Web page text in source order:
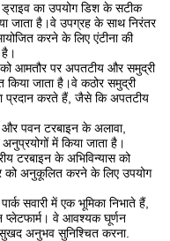
का उपयोग डिश के सटीक
जाता है।वे उपग्रह के साथ निरंतर
करने के लिए एंटीना की
आमतौर पर अपतटीय और समुद्री
जाता है।वे कठोर समुद्री
प्रदान करते हैं, जैसे कि अपतटीय
और पवन टरबाइन के अलावा,
में किया जाता है।
टरबाइन के अभिविन्यास को
को अनुकूलित करने के लिए उपयोग
सवारी में एक भूमिका निभाते हैं,
प्लेटफार्म। वे आवश्यक घूर्णन
अनुभव सुनिश्चित करना.